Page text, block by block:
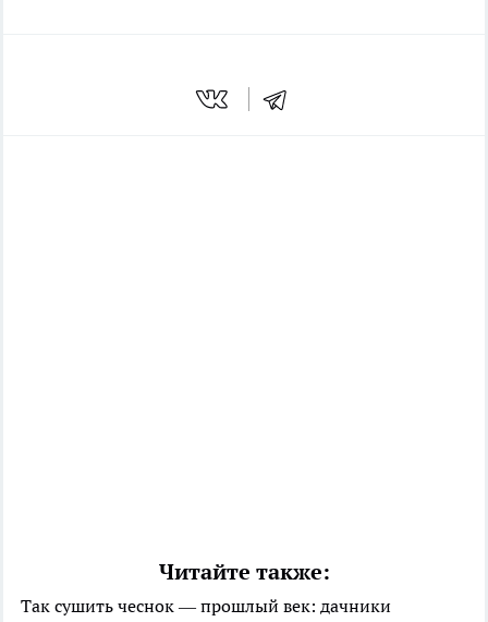
Читайте также:
Так сушить чеснок — прошлый век: дачники